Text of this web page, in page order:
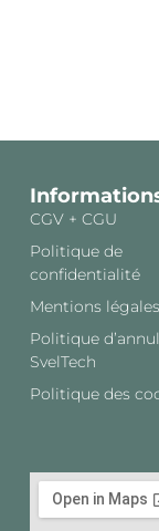
CGV + CGU
Politique de
confidentialité
Mentions légales
Politique
SvelTech​
Politique des